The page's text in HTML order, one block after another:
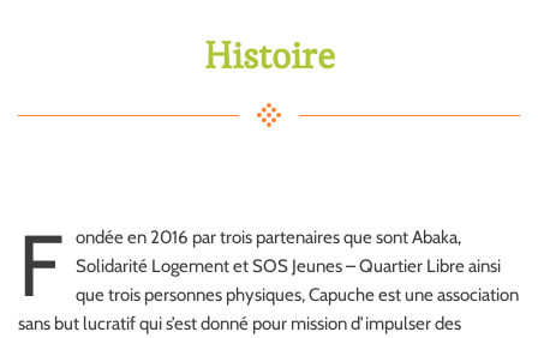
Histoire
F
ondée en 2016 par trois partenaires que sont Abaka,
Solidarité Logement et SOS Jeunes – Quartier Libre ainsi
que trois personnes physiques, Capuche est une association
sans but lucratif qui s’est donné pour mission d’impulser des